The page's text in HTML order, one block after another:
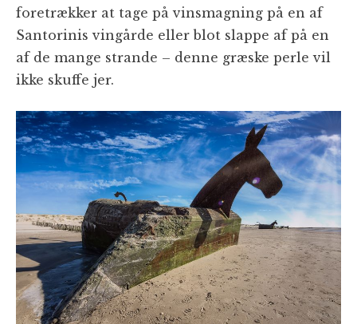
foretrækker at tage på vinsmagning på en af
Santorinis vingårde eller blot slappe af på en
af de mange strande – denne græske perle vil
ikke skuffe jer.